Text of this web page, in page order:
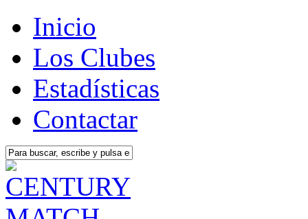
Inicio
Los Clubes
Estadísticas
Contactar